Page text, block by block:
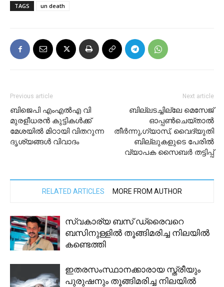
TAGS un death
Previous article
ബിജെപി എംഎൽഎ വി
മുരളീധരൻ കുട്ടികൾക്ക്
മേശയിൽ മിഠായി വിതറുന്ന
ദൃശ്യങ്ങൾ വിവാദം
Next article
ബില്ലടച്ചില്ലേ മെസേജ്
ഓപ്പണ്‍ചെയ്താല്‍
തീര്‍ന്നു,ഗ്യാസ്, വൈദ്യുതി
ബില്ലുകളുടെ പേരില്‍
വ്യാപക സൈബര്‍ തട്ടിപ്പ്
RELATED ARTICLES MORE FROM AUTHOR
സ്വകാര്യ ബസ് ഡ്രൈവറെ
ബസിനുള്ളിൽ തൂങ്ങിമരിച്ച നിലയിൽ
കണ്ടെത്തി
ഇതരസംസ്ഥാനക്കാരായ സ്ത്രീയും
പുരുഷനും തൂങ്ങിമരിച്ച നിലയിൽ